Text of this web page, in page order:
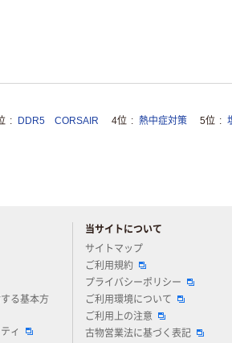
DDR5 CORSAIR 4位 熱中症対策 5位
る基本方
ィ
当サイトについて
サイトマップ
ご利用規約
プライバシーポリシー
ご利用環境について
ご利用上の注意
古物営業法に基づく表記